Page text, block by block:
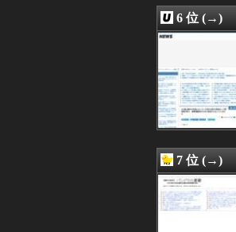
08/07 12:00
08/07 12:00
08/07 12:00
08/07 12:00
08/07 12:00
08/07 12:00
08/07 12:00
08/07 12:00
08/07 12:00
08/07 12:00
08/07 12:00
08/07 12:00
08/07 12:00
6 位 (→)
7 位 (→)